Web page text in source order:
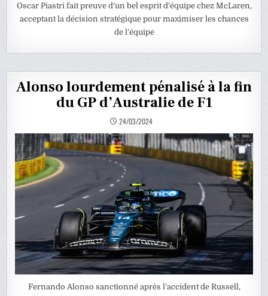
Oscar Piastri fait preuve d’un bel esprit d’équipe chez McLaren,
acceptant la décision stratégique pour maximiser les chances
de l’équipe
Alonso lourdement pénalisé à la fin
du GP d’Australie de F1
24/03/2024
Fernando Alonso sanctionné après l’accident de Russell,